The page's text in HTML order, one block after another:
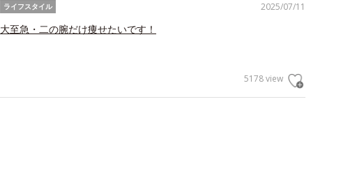
2025/07/11
ライフスタイル
大至急・二の腕だけ痩せたいです！
5178 view